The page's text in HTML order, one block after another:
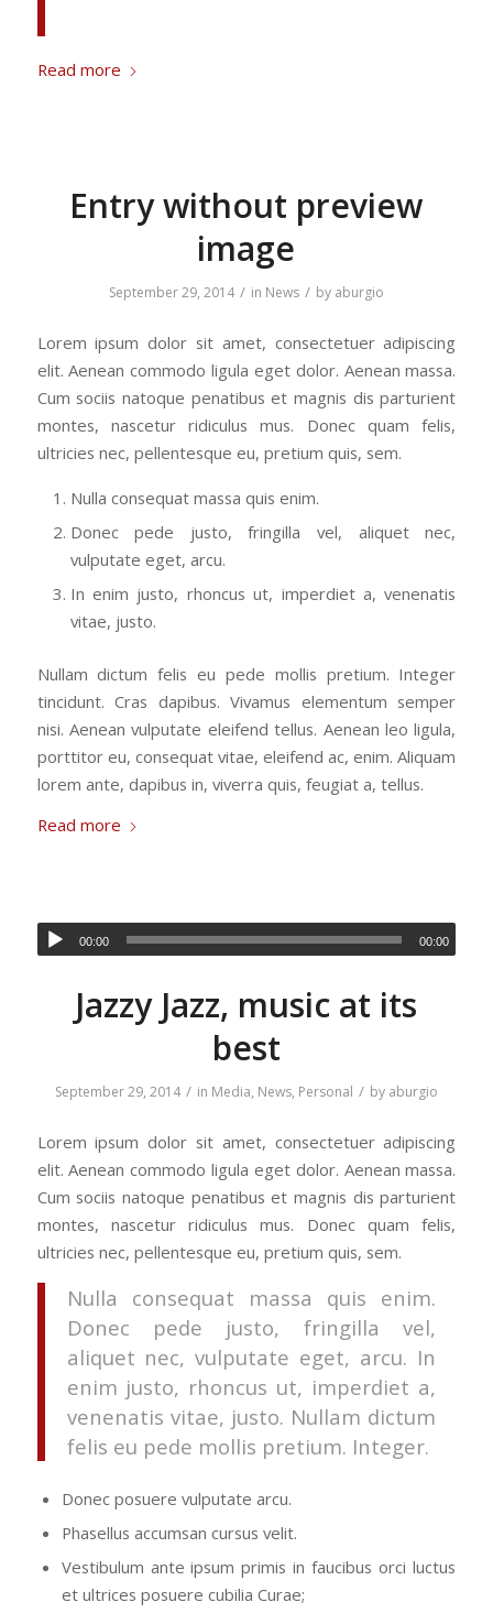
Read more
Entry without preview
image
September 29, 2014 / in News / by aburgio
Lorem ipsum dolor sit amet, consectetuer adipiscing
elit. Aenean commodo ligula eget dolor. Aenean massa.
Cum sociis natoque penatibus et magnis dis parturient
montes, nascetur ridiculus mus. Donec quam felis,
ultricies nec, pellentesque eu, pretium quis, sem.
Nulla consequat massa quis enim.
Donec pede justo, fringilla vel, aliquet nec,
vulputate eget, arcu.
In enim justo, rhoncus ut, imperdiet a, venenatis
vitae, justo.
Nullam dictum felis eu pede mollis pretium. Integer
tincidunt. Cras dapibus. Vivamus elementum semper
nisi. Aenean vulputate eleifend tellus. Aenean leo ligula,
porttitor eu, consequat vitae, eleifend ac, enim. Aliquam
lorem ante, dapibus in, viverra quis, feugiat a, tellus.
Read more
00:00 00:00
Jazzy Jazz, music at its
best
September 29, 2014 / in Media, News, Personal / by aburgio
Lorem ipsum dolor sit amet, consectetuer adipiscing
elit. Aenean commodo ligula eget dolor. Aenean massa.
Cum sociis natoque penatibus et magnis dis parturient
montes, nascetur ridiculus mus. Donec quam felis,
ultricies nec, pellentesque eu, pretium quis, sem.
Nulla consequat massa quis enim.
Donec pede justo, fringilla vel,
aliquet nec, vulputate eget, arcu. In
enim justo, rhoncus ut, imperdiet a,
venenatis vitae, justo. Nullam dictum
felis eu pede mollis pretium. Integer.
Donec posuere vulputate arcu.
Phasellus accumsan cursus velit.
Vestibulum ante ipsum primis in faucibus orci luctus
et ultrices posuere cubilia Curae;